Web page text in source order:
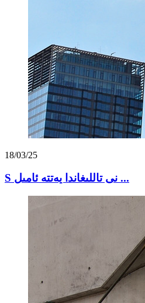
18/03/25
S نى تاللىغاندا يەتتە ئامىل ...